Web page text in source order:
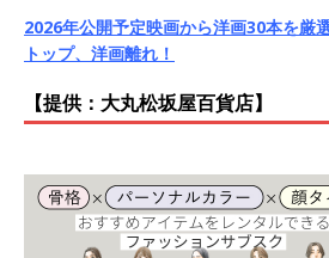
2026年公開予定映画から洋画30本を厳
トップ、洋画離れ！
【提供：大丸松坂屋百貨店】